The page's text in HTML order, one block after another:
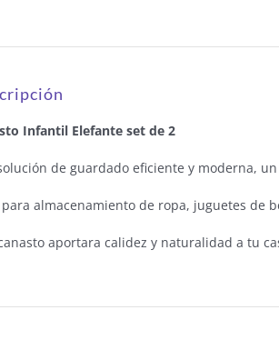
Infantil Elefante set de 2
de guardado eficiente y moderna,
almacenamiento de ropa, juguetes de
aportara calidez y naturalidad a tu